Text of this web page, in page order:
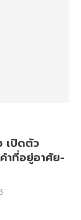
เปิดตัว
าที่อยู่อาศัย-